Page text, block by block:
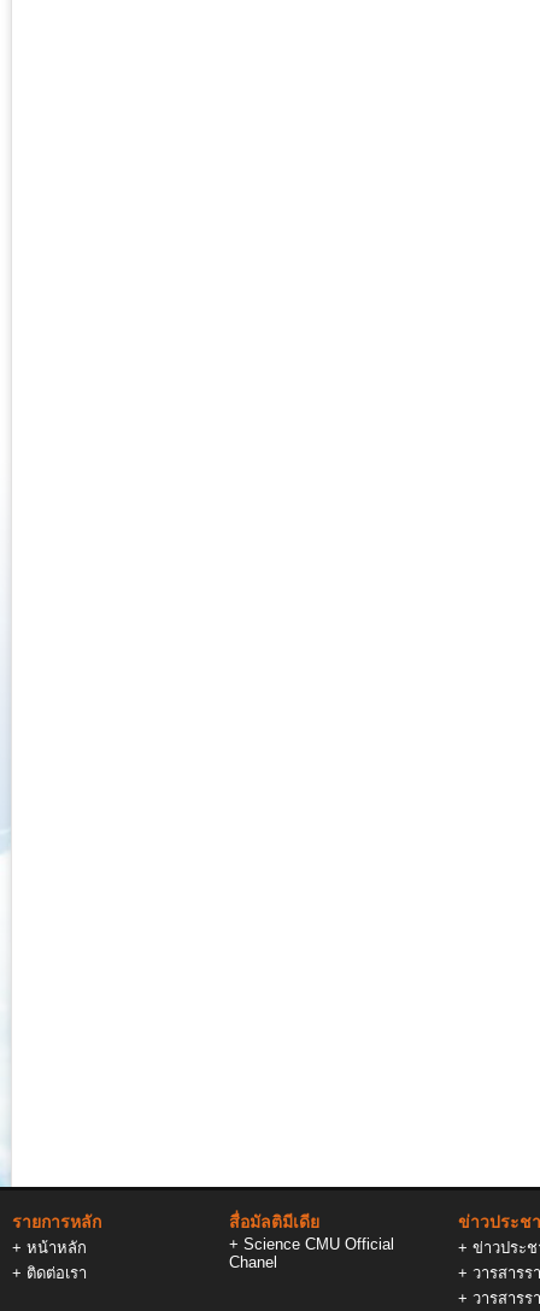
รายการหลัก
+ หน้าหลัก
+ ติดต่อเรา
สื่อมัลติมีเดีย
+ Science CMU Official
Chanel
ข่าวประช
+ ข่าวประ
+ วารสารร
+ วารสารร